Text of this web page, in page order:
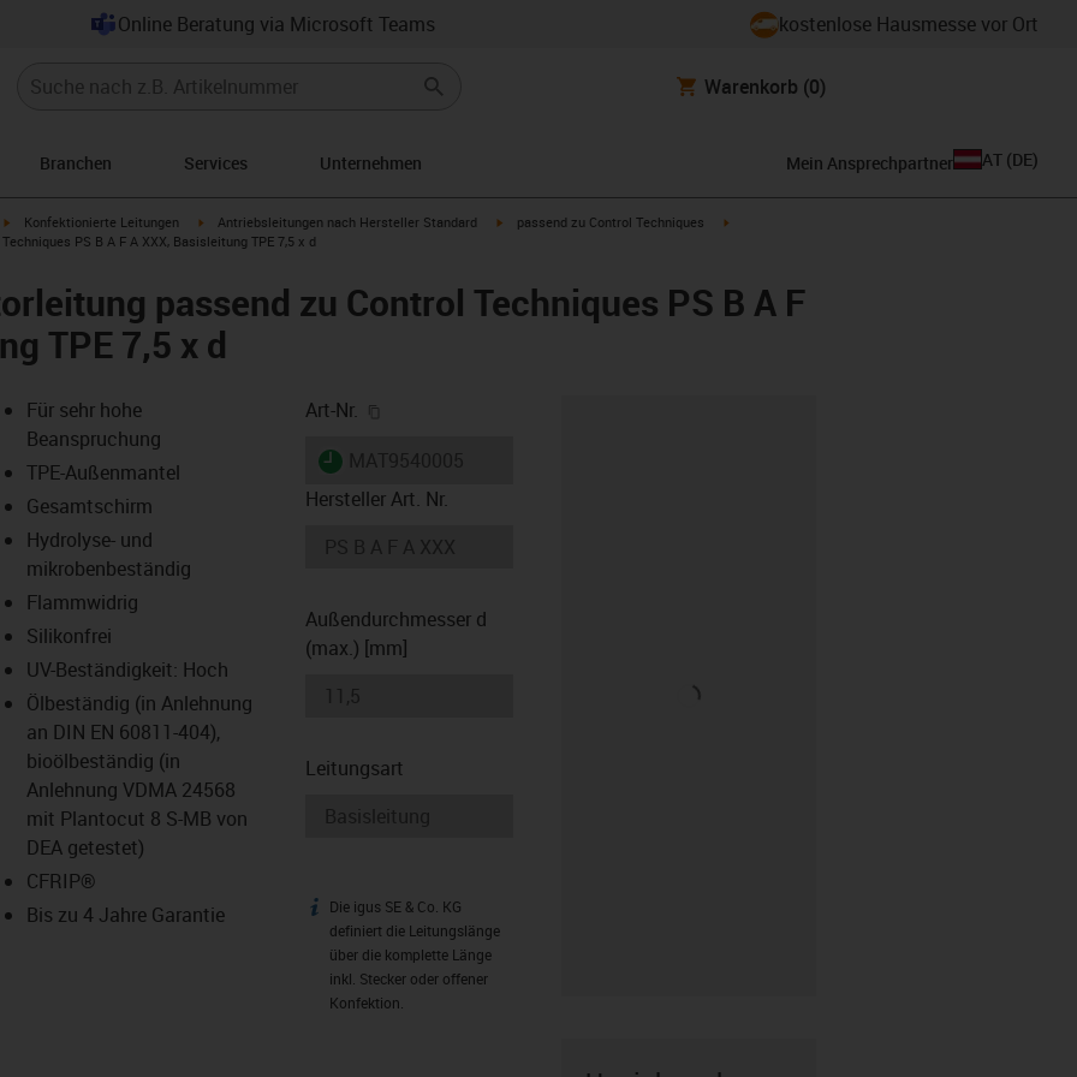
Online Beratung via Microsoft Teams kostenlose Hausmesse vor Ort
Warenkorb (0)
Branchen Services Unternehmen Mein Ansprechpartner AT (DE)
igus-icon-arrow-right
Konfektionierte Leitungen igus-icon-arrow-right
Antriebsleitungen nach Hersteller Standard igus-icon-arrow-right
passend zu Control Techniques
PS B A F A XXX, Basisleitung TPE 7,5 x d
passend zu Control Techniques PS B A F
TPE 7,5 x d
icon-lupe
icon-lupe
Für sehr hohe
Beanspruchung
TPE-Außenmantel
Gesamtschirm
Hydrolyse- und
mikrobenbeständig
Flammwidrig
Silikonfrei
UV-Beständigkeit: Hoch
Ölbeständig (in Anlehnung
an DIN EN 60811-404),
bioölbeständig (in
Anlehnung VDMA 24568
mit Plantocut 8 S-MB von
DEA getestet)
CFRIP®
Bis zu 4 Jahre Garantie
Art-Nr.
igus-icon-lieferzeit
Hersteller Art. Nr.
Außendurchmesser d
(max.) [mm]
Leitungsart
igus-icon-info
Die igus SE & Co. KG
definiert die Leitungslänge
über die komplette Länge
inkl. Stecker oder offener
Konfektion.